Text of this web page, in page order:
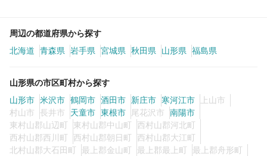
周辺の都道府県から探す
北海道
青森県 岩手県 宮城県 秋田県 山形県 福島県
山形県の市区町村から探す
山形市 米沢市 鶴岡市 酒田市 新庄市 寒河江市
上山市
村山市
長井市 天童市 東根市 尾花沢市
南陽市
東村山郡山辺町
東村山郡中山町
西村山郡河北町
西村山郡西川町
西村山郡朝日町
西村山郡大江町
北村山郡大石田町
最上郡金山町 最上郡最上町
最上郡舟形町